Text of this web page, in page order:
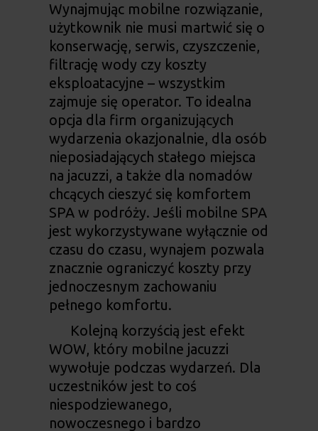
Wynajmując mobilne rozwiązanie,
użytkownik nie musi martwić się o
konserwację, serwis, czyszczenie,
filtrację wody czy koszty
eksploatacyjne – wszystkim
zajmuje się operator. To idealna
opcja dla firm organizujących
wydarzenia okazjonalnie, dla osób
nieposiadających stałego miejsca
na jacuzzi, a także dla nomadów
chcących cieszyć się komfortem
SPA w podróży. Jeśli mobilne SPA
jest wykorzystywane wyłącznie od
czasu do czasu, wynajem pozwala
znacznie ograniczyć koszty przy
jednoczesnym zachowaniu
pełnego komfortu.
Kolejną korzyścią jest efekt
WOW, który mobilne jacuzzi
wywołuje podczas wydarzeń. Dla
uczestników jest to coś
niespodziewanego,
nowoczesnego i bardzo